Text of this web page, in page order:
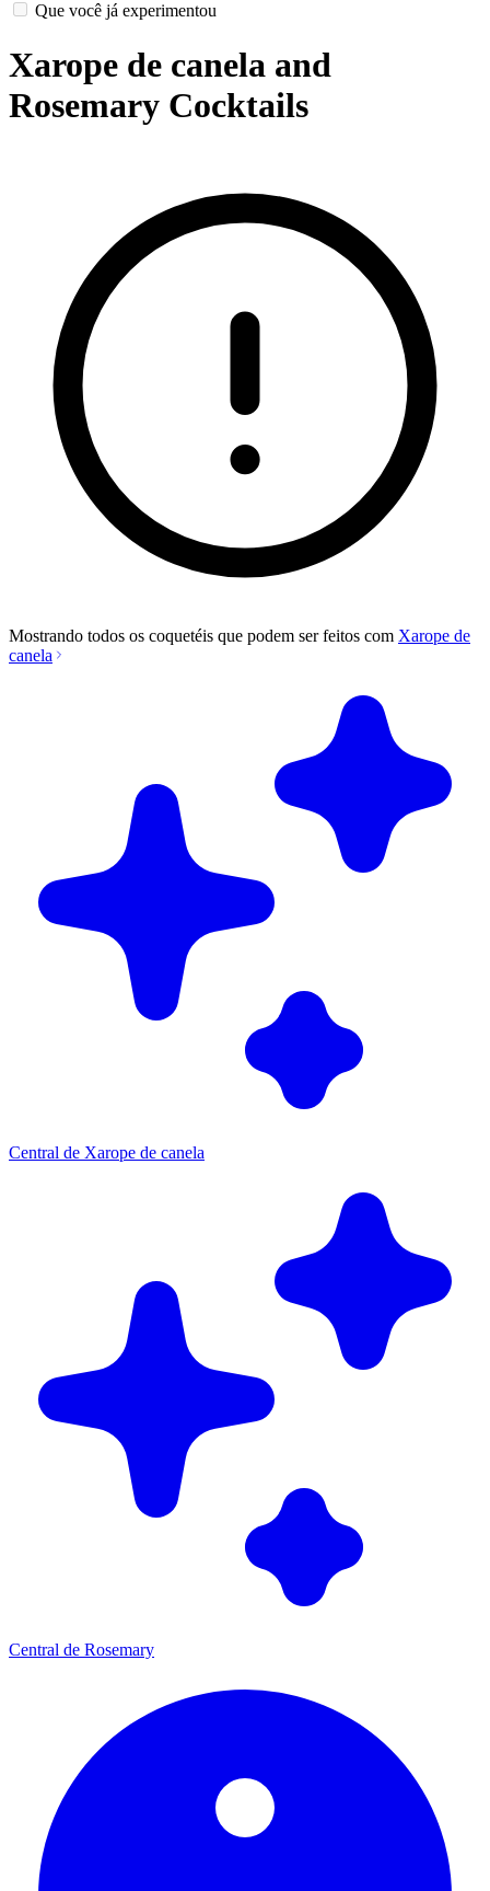
Que você já experimentou
Xarope de canela and
Rosemary Cocktails
Mostrando todos os coquetéis que podem ser feitos com Xarope de
canela
Central de Xarope de canela
Central de Rosemary